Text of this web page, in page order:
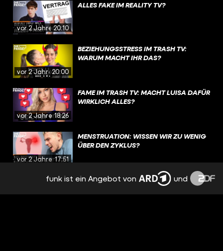
vor 2 Jahren20:10
ALLES FAKE IM REALITY TV?
vor 2 Jahren20:00
BEZIEHUNGSSTRESS IM TRASH TV:
WARUM MACHT IHR DAS?
vor 2 Jahren18:26
FAME IM TRASH TV: MACHT LUISA DAFÜR
WIRKLICH ALLES?
vor 2 Jahren17:51
MENSTRUATION: WISSEN WIR ZU WENIG
ÜBER DEN ZYKLUS?
EMOTIONEN, TRENNUNG,
NERVENZUSAMMENBRUCH: PMS
funk ist ein Angebot von und